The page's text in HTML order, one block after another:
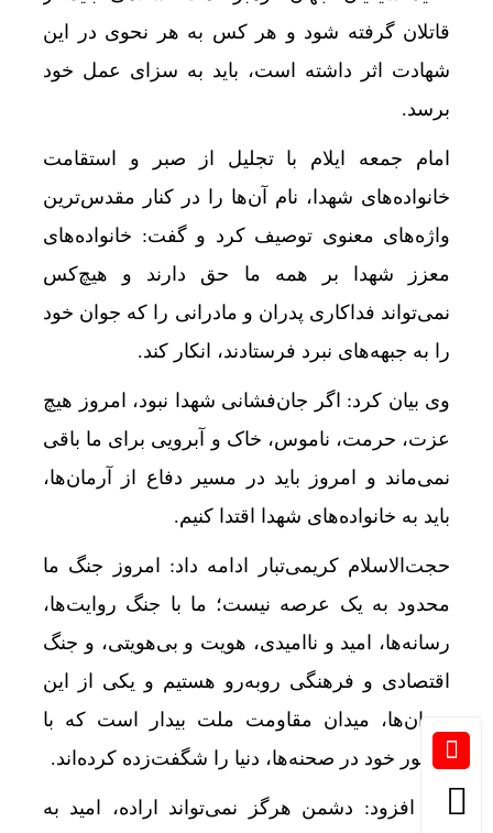
قاتلان گرفته شود و هر کس به هر نحوی در این
شهادت اثر داشته است، باید به سزای عمل خود
برسد.
امام جمعه ایلام با تجلیل از صبر و استقامت
خانواده‌های شهدا، نام آن‌ها را در کنار مقدس‌ترین
واژه‌های معنوی توصیف کرد و گفت: خانواده‌های
معزز شهدا بر همه ما حق دارند و هیچ‌کس
نمی‌تواند فداکاری پدران و مادرانی را که جوان خود
را به جبهه‌های نبرد فرستادند، انکار کند.
وی بیان کرد: اگر جان‌فشانی شهدا نبود، امروز هیچ
عزت، حرمت، ناموس، خاک و آبرویی برای ما باقی
نمی‌ماند و امروز باید در مسیر دفاع از آرمان‌ها،
باید به خانواده‌های شهدا اقتدا کنیم.
حجت‌الاسلام کریمی‌تبار ادامه داد: امروز جنگ ما
محدود به یک عرصه نیست؛ ما با جنگ روایت‌ها،
رسانه‌ها، امید و ناامیدی، هویت و بی‌هویتی، و جنگ
اقتصادی و فرهنگی روبه‌رو هستیم و یکی از این
میدان‌ها، میدان مقاومت ملت بیدار است که با
حضور خود در صحنه‌ها، دنیا را شگفت‌زده کرده‌اند.
وی افزود: دشمن هرگز نمی‌تواند اراده، امید به